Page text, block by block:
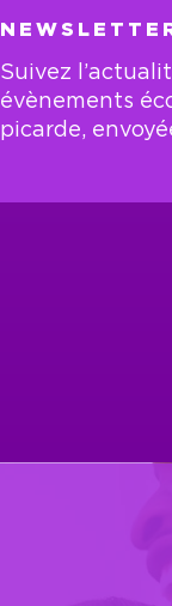
Suivez
évènements
picarde,